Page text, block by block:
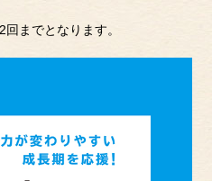
までとなります。